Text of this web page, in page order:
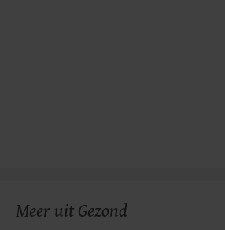
Meer uit Gezond